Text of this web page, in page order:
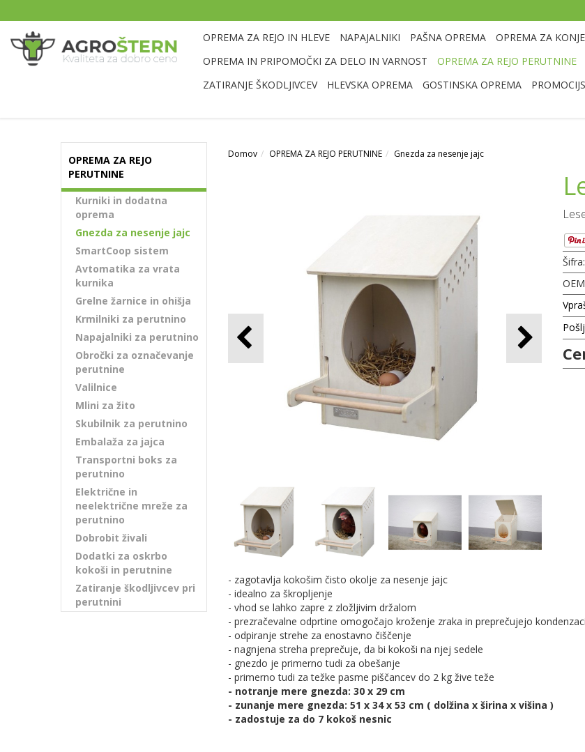
OPREMA ZA REJO IN HLEVE NAPAJALNIKI PAŠNA OPREMA OPREMA ZA
OPREMA IN PRIPOMOČKI ZA DELO IN VARNOST
OPREMA ZA REJO PERUTNINE
ZATIRANJE ŠKODLJIVCEV
HLEVSKA OPREMA GOSTINSKA OPREMA
OPREMA ZA REJO
PERUTNINE
Kurniki in dodatna
oprema
Gnezda za nesenje jajc
SmartCoop sistem
Avtomatika za vrata
kurnika
Grelne žarnice in ohišja
Krmilniki za perutnino
Napajalniki za perutnino
Obročki za označevanje
perutnine
Valilnice
Mlini za žito
Skubilnik za perutnino
Embalaža za jajca
Transportni boks za
perutnino
Električne in
neelektrične mreže za
perutnino
Dobrobit živali
Dodatki za oskrbo
kokoši in perutnine
Zatiranje škodljivcev pri
perutnini
Domov OPREMA ZA REJO PERUTNINE Gnezda za nesenje jajc
Šifra:
- zagotavlja kokošim čisto okolje za nesenje jajc
- idealno za škropljenje
- vhod se lahko zapre z zložljivim držalom
- prezračevalne odprtine omogočajo kroženje zraka in preprečujejo
- odpiranje strehe za enostavno čiščenje
- nagnjena streha preprečuje, da bi kokoši na njej sedele
- gnezdo je primerno tudi za obešanje
- primerno tudi za težke pasme piščancev do 2 kg žive teže
- notranje mere gnezda: 30 x 29 cm
- zunanje mere gnezda: 51 x 34 x 53 cm ( dolžina x širina x višina )
- zadostuje za do 7 kokoš nesnic